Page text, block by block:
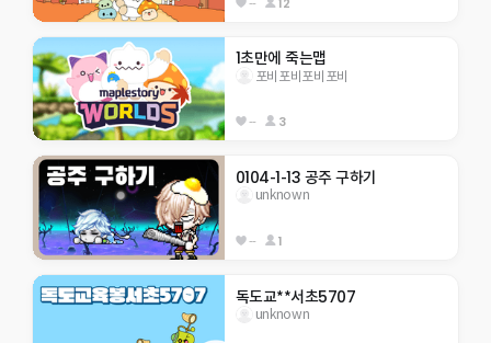
1초만에 죽는맵
포비포비포비포비
-- 3
0104-1-13 공주 구하기
unknown
-- 1
독도교**서초5707
unknown